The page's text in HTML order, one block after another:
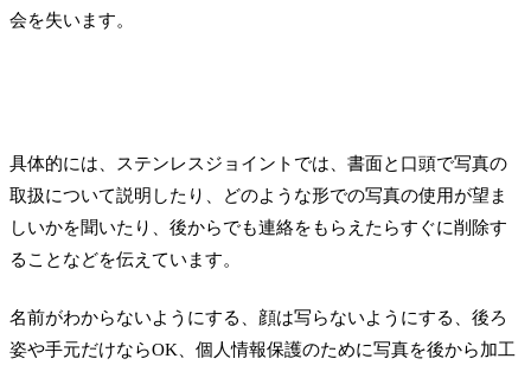
会を失います。
具体的には、ステンレスジョイントでは、書面と口頭で写真の
取扱について説明したり、どのような形での写真の使用が望ま
しいかを聞いたり、後からでも連絡をもらえたらすぐに削除す
ることなどを伝えています。
名前がわからないようにする、顔は写らないようにする、後ろ
姿や手元だけならOK、個人情報保護のために写真を後から加工